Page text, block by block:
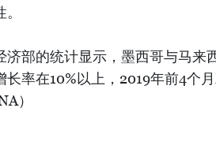
济部的统计显示，墨西哥与马来
长率在10%以上，2019年前4个
）